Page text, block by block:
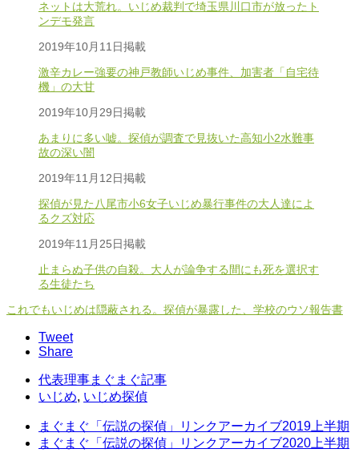
ネットは大荒れ。いじめ裁判で埼玉県川口市が放ったト
ンデモ発言
2019年10月11日掲載
激辛カレー強要の神戸教師いじめ事件、加害者「自宅待
機」の大甘
2019年10月29日掲載
あまりに多い嘘。探偵が調査で見抜いた高知小2水難事
故の深い闇
2019年11月12日掲載
探偵が見た八尾市小6女子いじめ暴行事件の大人達によ
るクズ対応
2019年11月25日掲載
止まらぬ子供の自殺。大人が論争する間にも死を選択す
る生徒たち
これでもいじめは隠蔽される。探偵が暴露した、学校のウソ報告書
Tweet
Share
代表理事まぐまぐ記事
いじめ, いじめ探偵
まぐまぐ「伝説の探偵」リンクアーカイブ2019上半期
まぐまぐ「伝説の探偵」リンクアーカイブ2020上半期